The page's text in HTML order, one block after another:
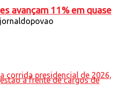
avançam 11% em quase